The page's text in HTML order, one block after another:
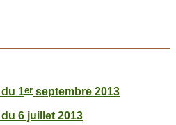
1er septembre 2013
6 juillet 2013